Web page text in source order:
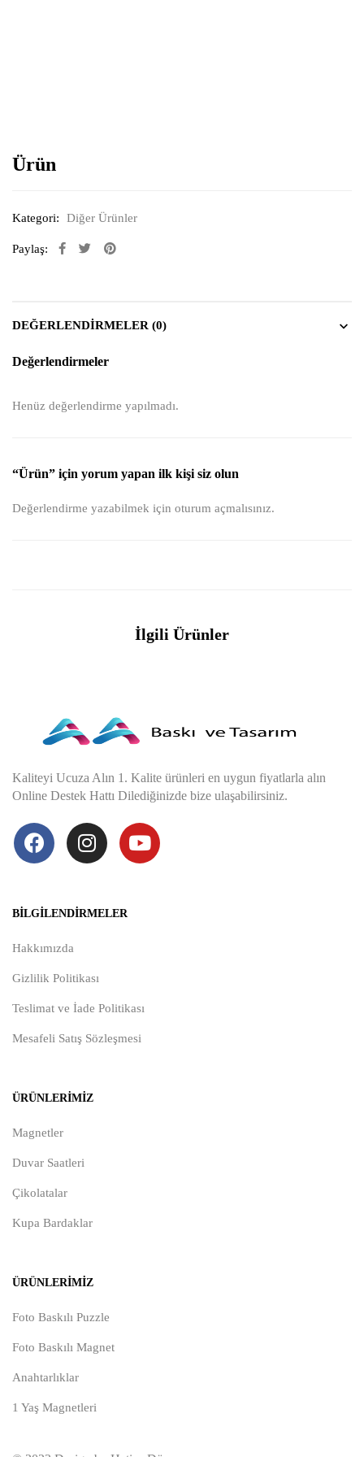
Ürün
Kategori: Diğer Ürünler
Paylaş:
DEĞERLENDIRMELER (0)
Değerlendirmeler
Henüz değerlendirme yapılmadı.
“Ürün” için yorum yapan ilk kişi siz olun
Değerlendirme yazabilmek için oturum açmalısınız.
İlgili Ürünler
Kaliteyi Ucuza Alın 1. Kalite ürünleri en uygun fiyatlarla alın
Online Destek Hattı Dilediğinizde bize ulaşabilirsiniz.
BILGILENDIRMELER
Hakkımızda
Gizlilik Politikası
Teslimat ve İade Politikası
Mesafeli Satış Sözleşmesi
ÜRÜNLERIMIZ
Magnetler
Duvar Saatleri
Çikolatalar
Kupa Bardaklar
ÜRÜNLERIMIZ
Foto Baskılı Puzzle
Foto Baskılı Magnet
Anahtarlıklar
1 Yaş Magnetleri